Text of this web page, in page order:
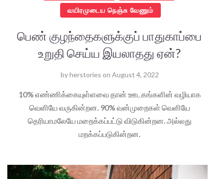
வயிரமுடைய நெஞ்சு வேணும்
பெண் குழந்தைகளுக்குப் பாதுகாப்பை
உறுதி செய்ய இயலாதது ஏன்?
byherstories on August 4, 2022
10% எண்ணிக்கையுள்ளவை தான் ஊடகங்களின் வழியாக
வெளியே வருகின்றன. 90% வன்முறைகள் வெளியே
தெரியாமலேயே மறைக்கப்பட்டு விடுகின்றன. அல்லது
மறக்கப்படுகின்றன.